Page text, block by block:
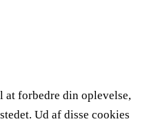
at forbedre din oplevelse,
Ud af disse cookies